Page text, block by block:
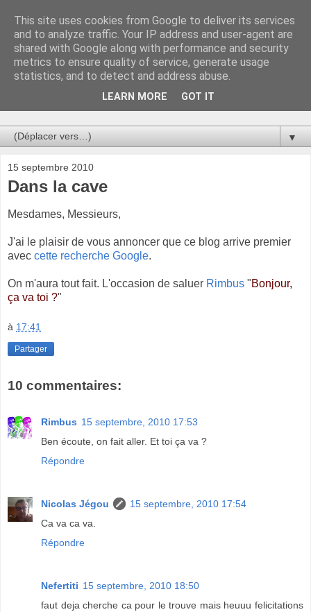
Au bistro !
La connerie étant le seul chemin susceptible de nous faire
entrevoir une parcelle de vérité, utilisons la par des moyens
de communication efficaces. Le temps qu'on remplisse nos
▼
15 septembre 2010
Dans la cave
Mesdames, Messieurs,
J'ai le plaisir de vous annoncer que ce blog arrive premier
avec cette recherche Google.
On m'aura tout fait. L'occasion de saluer Rimbus "Bonjour,
ça va toi ?"
à 17:41
Partager
10 commentaires:
Rimbus 15 septembre, 2010 17:53
Ben écoute, on fait aller. Et toi ça va ?
Répondre
Nicolas Jégou
15 septembre, 2010 17:54
Ca va ca va.
Répondre
Nefertiti 15 septembre, 2010 18:50
faut deja cherche ca pour le trouve mais heuuu felicitations
This site uses cookies from Google to deliver its services
and to analyze traffic. Your IP address and user-agent are
shared with Google along with performance and security
metrics to ensure quality of service, generate usage
statistics, and to detect and address abuse.
LEARN MORE GOT IT